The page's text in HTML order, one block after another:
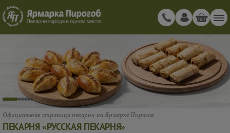
ПЕКАРНЯ «РУССКАЯ ПЕКАРНЯ»
Официальная страница пекарни на Ярмарке Пирогов